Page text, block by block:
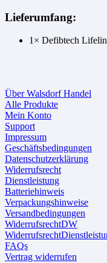
Lieferumfang:
1× Defibtech
Über Walsdorf Handel
Alle Produkte
Mein Konto
Support
Impressum
Geschäftsbedingungen
Datenschutzerklärung
Widerrufsrecht
Dienstleistung
Batteriehinweis
Verpackungshinweise
Versandbedingungen
WiderrufsrechtDW
FAQs
Vertrag widerrufen